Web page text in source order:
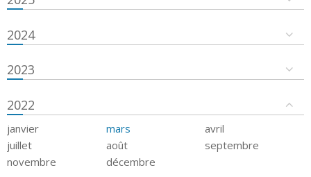
2024
2023
2022
janvier mars
avril
juillet
août
septembre
novembre
décembre